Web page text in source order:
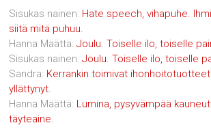
Sisukas nainen: Hate speech, vihapuhe.
siitä mitä puhuu.
Hanna Määttä:Joulu. Toiselle ilo, toiselle
Sisukas nainen:Joulu. Toiselle ilo, toiselle
Sandra: Kerrankin toimivat
yllättynyt.
Hanna Määttä: Lumina, pysyvämpää
täyteaine.